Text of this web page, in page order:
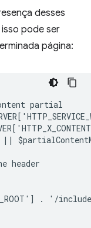
desses
isso pode ser
página:
partial
||
header
. '/